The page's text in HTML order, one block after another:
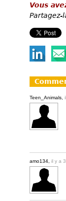
Vous
Partagez-
Teen_Animals,
amo134, il y a